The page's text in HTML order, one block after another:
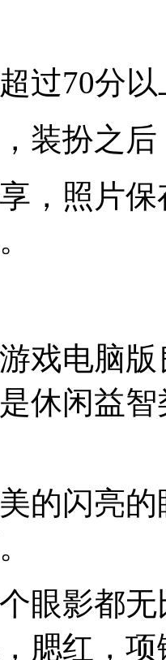
过70分
装扮之
，照片
戏电脑
休闲益
的闪亮
眼影都
腮红，